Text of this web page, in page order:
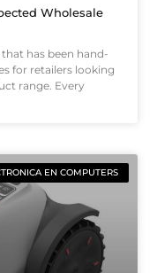
Wholesale
has been hand-
for retailers looking
range. Every
EN COMPUTERS